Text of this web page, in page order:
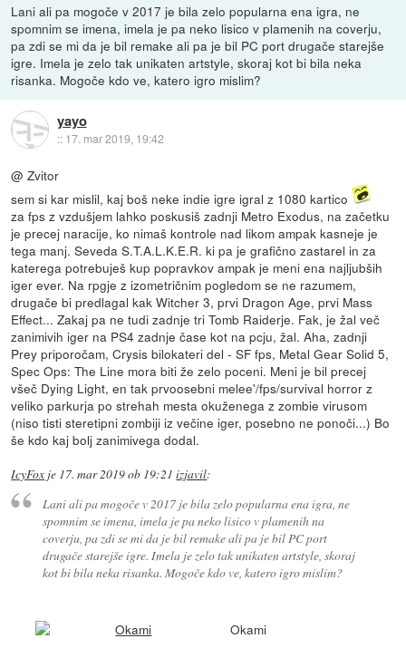
Lani ali pa mogoče v 2017 je bila zelo popularna ena igra, ne
spomnim se imena, imela je pa neko lisico v plamenih na coverju,
pa zdi se mi da je bil remake ali pa je bil PC port drugače starejše
igre. Imela je zelo tak unikaten artstyle, skoraj kot bi bila neka
risanka. Mogoče kdo ve, katero igro mislim?
yayo
:: 17. mar 2019, 19:42
@ Zvitor
sem si kar mislil, kaj boš neke indie igre igral z 1080 kartico
za fps z vzdušjem lahko poskusiš zadnji Metro Exodus, na začetku
je precej naracije, ko nimaš kontrole nad likom ampak kasneje je
tega manj. Seveda S.T.A.L.K.E.R. ki pa je grafično zastarel in za
katerega potrebuješ kup popravkov ampak je meni ena najljubših
iger ever. Na rpgje z izometričnim pogledom se ne razumem,
drugače bi predlagal kak Witcher 3, prvi Dragon Age, prvi Mass
Effect... Zakaj pa ne tudi zadnje tri Tomb Raiderje. Fak, je žal več
zanimivih iger na PS4 zadnje čase kot na pcju, žal. Aha, zadnji
Prey priporočam, Crysis bilokateri del - SF fps, Metal Gear Solid 5,
Spec Ops: The Line mora biti že zelo poceni. Meni je bil precej
všeč Dying Light, en tak prvoosebni melee'/fps/survival horror z
veliko parkurja po strehah mesta okuženega z zombie virusom
(niso tisti steretipni zombiji iz večine iger, posebno ne ponoči...) Bo
še kdo kaj bolj zanimivega dodal.
IcyFox je 17. mar 2019 ob 19:21 izjavil:
Lani ali pa mogoče v 2017 je bila zelo popularna ena igra, ne
spomnim se imena, imela je pa neko lisico v plamenih na
coverju, pa zdi se mi da je bil remake ali pa je bil PC port
drugače starejše igre. Imela je zelo tak unikaten artstyle, skoraj
kot bi bila neka risanka. Mogoče kdo ve, katero igro mislim?
Okami